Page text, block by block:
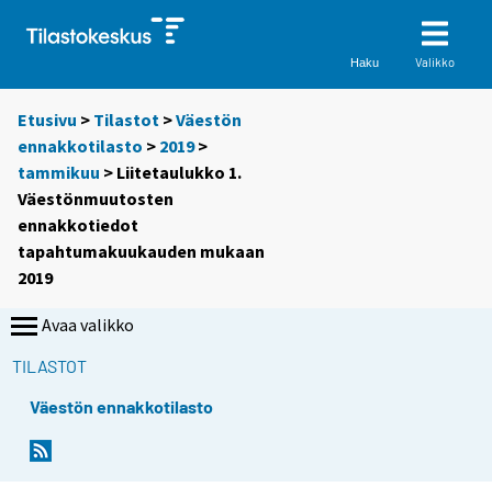
Haku Valikko
Etusivu > Tilastot >Väestön
ennakkotilasto > 2019>
tammikuu > Liitetaulukko 1.
Väestönmuutosten
ennakkotiedot
tapahtumakuukauden mukaan
2019
Avaa valikko
TILASTOT
Väestön ennakkotilasto